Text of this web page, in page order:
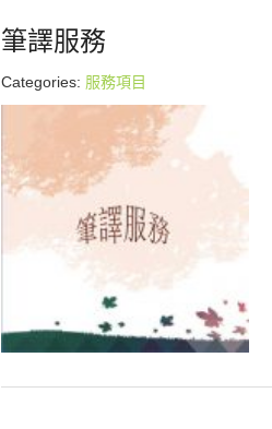
筆譯服務
Categories: 服務項目